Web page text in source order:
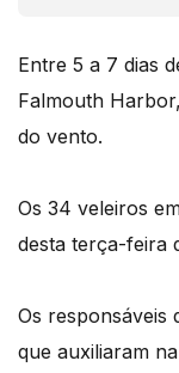
Entre 5 a 7 dias
Falmouth
do vento.
Os 34 veleiros
desta terça-feira
Os responsáveis
que auxiliaram